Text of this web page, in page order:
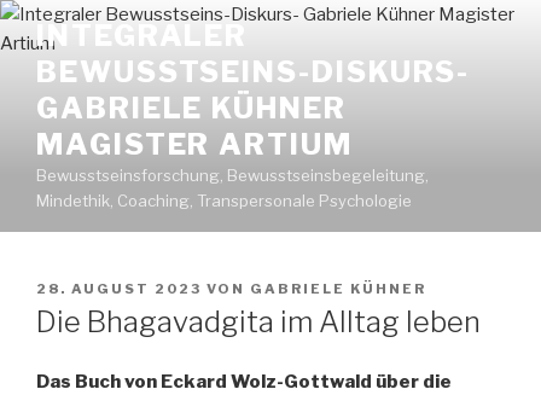
Zum
Inhalt
springen
INTEGRALER
BEWUSSTSEINS-DISKURS-
GABRIELE KÜHNER
MAGISTER ARTIUM
Bewusstseinsforschung, Bewusstseinsbegeleitung,
Mindethik, Coaching, Transpersonale Psychologie
VERÖFFENTLICHT
AM
28. AUGUST 2023 VON GABRIELE KÜHNER
Die Bhagavadgita im Alltag leben
Das Buch von Eckard Wolz-Gottwald über die